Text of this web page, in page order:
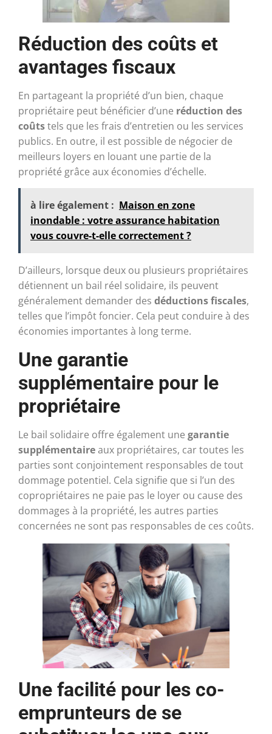
Réduction des coûts et
avantages fiscaux
En partageant la propriété d’un bien, chaque
propriétaire peut bénéficier d’une réduction des
coûtstels que les frais d’entretien ou les services
publics. En outre, il est possible de négocier de
meilleurs loyers en louant une partie de la
propriété grâce aux économies d’échelle.
à lire également : Maison en zone
inondable : votre assurance habitation
vous couvre-t-elle correctement ?
D’ailleurs, lorsque deux ou plusieurs propriétaires
détiennent un bail réel solidaire, ils peuvent
généralement demander des déductions fiscales,
telles que l’impôt foncier. Cela peut conduire à des
économies importantes à long terme.
Une garantie
supplémentaire pour le
propriétaire
Le bail solidaire offre également une garantie
supplémentaireaux propriétaires, car toutes les
parties sont conjointement responsables de tout
dommage potentiel. Cela signifie que si l’un des
copropriétaires ne paie pas le loyer ou cause des
dommages à la propriété, les autres parties
concernées ne sont pas responsables de ces coûts.
Une facilité pour les co-
emprunteurs de se